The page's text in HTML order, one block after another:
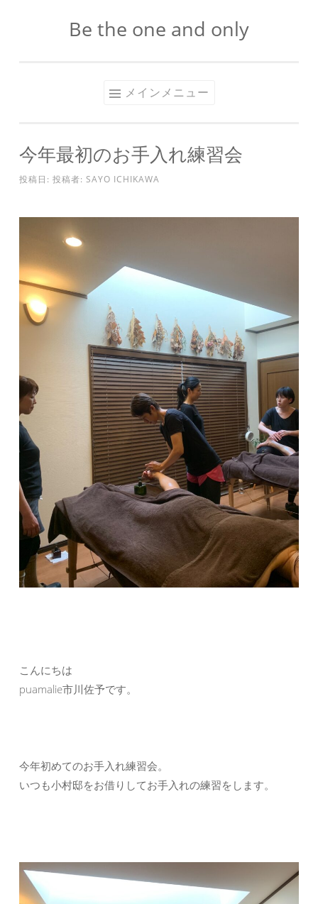
ス
キ
ッ
Be the one and only
メインメニュー
今年最初のお手入れ練習会
投稿日: 投稿者: SAYO ICHIKAWA
こんにちは
puamalie市川佐予です。
今年初めてのお手入れ練習会。
いつも小村邸をお借りしてお手入れの練習をします。